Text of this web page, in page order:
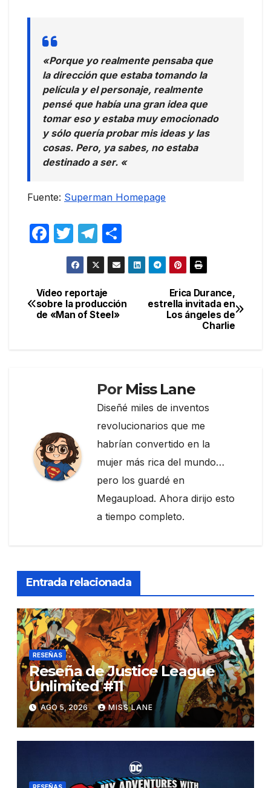
«Porque yo realmente pensaba que
la dirección que estaba tomando la
película y el personaje, realmente
pensé que había una gran idea que
tomar eso y estaba muy emocionado
y sólo quería probar mis ideas y las
cosas. Pero, ya sabes, no estaba
destinado a ser. «
Fuente: Superman Homepage
F
e
b
T
w
itt
er
T
el
e
gr
a
o
m
ar
Navegación
de
Erica Durance,
estrella invitada en
Los ángeles de
Charlie
Vídeo reportaje
sobre la producción
de «Man of Steel»
Por Miss Lane
Diseñé miles de inventos
revolucionarios que me
habrían convertido en la
mujer más rica del mundo…
pero los guardé en
Megaupload. Ahora dirijo esto
a tiempo completo.
Entrada relacionada
RESEÑAS
Reseña de Justice League
Unlimited #11
AGO 5, 2026 MISS LANE